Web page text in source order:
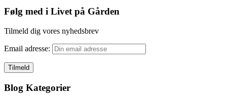
Følg med i Livet på Gården
Tilmeld dig vores nyhedsbrev
Email adresse:
Blog Kategorier